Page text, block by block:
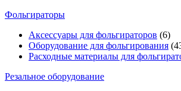
Фольгираторы
Аксессуары для фольгираторов (6)
Оборудование для фольгирования
Расходные материалы для
Резальное оборудование